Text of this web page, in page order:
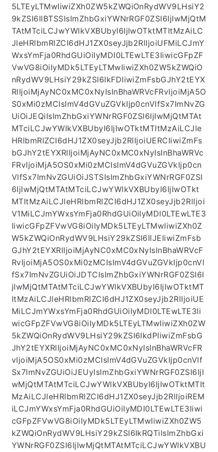
X0seyJjb2RlIjoiUENXTVAiLCJmYWxsYmFja0RhdG
UiOiIyMDI0LTEwLTE3IiwicGFpZFVwVG8iOiIyMDk
5LTEyLTMwIiwiZXh0ZW5kZWQiOnRydWV9LHsiY2
9kZSI6IlBTSSIsImZhbGxiYWNrRGF0ZSI6IjIwMjQtM
TAtMTciLCJwYWlkVXBUbyI6IjIwOTktMTItMzAiLC
JleHRlbmRlZCI6dHJ1ZX0seyJjb2RlIjoiUFMiLCJmY
WxsYmFja0RhdGUiOiIyMDI0LTEwLTE3IiwicGFpZF
VwVG8iOiIyMDk5LTEyLTMwIiwiZXh0ZW5kZWQiO
nRydWV9LHsiY29kZSI6IkFDIiwiZmFsbGJhY2tEYX
RlIjoiMjAyNC0xMC0xNyIsInBhaWRVcFRvIjoiMjA5O
S0xMi0zMCIsImV4dGVuZGVkIjp0cnVlfSx7ImNvZG
UiOiJEQiIsImZhbGxiYWNrRGF0ZSI6IjIwMjQtMTAt
MTciLCJwYWlkVXBUbyI6IjIwOTktMTItMzAiLCJle
HRlbmRlZCI6dHJ1ZX0seyJjb2RlIjoiUERCIiwiZmFs
bGJhY2tEYXRlIjoiMjAyNC0xMC0xNyIsInBhaWRVc
FRvIjoiMjA5OS0xMi0zMCIsImV4dGVuZGVkIjp0cn
VlfSx7ImNvZGUiOiJSTSIsImZhbGxiYWNrRGF0ZSI
6IjIwMjQtMTAtMTciLCJwYWlkVXBUbyI6IjIwOTkt
MTItMzAiLCJleHRlbmRlZCI6dHJ1ZX0seyJjb2RlIjoi
V1MiLCJmYWxsYmFja0RhdGUiOiIyMDI0LTEwLTE3
IiwicGFpZFVwVG8iOiIyMDk5LTEyLTMwIiwiZXh0Z
W5kZWQiOnRydWV9LHsiY29kZSI6IlJEIiwiZmFsb
GJhY2tEYXRlIjoiMjAyNC0xMC0xNyIsInBhaWRVcF
RvIjoiMjA5OS0xMi0zMCIsImV4dGVuZGVkIjp0cnVl
fSx7ImNvZGUiOiJDTCIsImZhbGxiYWNrRGF0ZSI6I
jIwMjQtMTAtMTciLCJwYWlkVXBUbyI6IjIwOTktMT
ItMzAiLCJleHRlbmRlZCI6dHJ1ZX0seyJjb2RlIjoiUE
MiLCJmYWxsYmFja0RhdGUiOiIyMDI0LTEwLTE3Ii
wicGFpZFVwVG8iOiIyMDk5LTEyLTMwIiwiZXh0ZW
5kZWQiOnRydWV9LHsiY29kZSI6IkdPIiwiZmFsbG
JhY2tEYXRlIjoiMjAyNC0xMC0xNyIsInBhaWRVcFR
vIjoiMjA5OS0xMi0zMCIsImV4dGVuZGVkIjp0cnVlf
Sx7ImNvZGUiOiJEUyIsImZhbGxiYWNrRGF0ZSI6IjI
wMjQtMTAtMTciLCJwYWlkVXBUbyI6IjIwOTktMTIt
MzAiLCJleHRlbmRlZCI6dHJ1ZX0seyJjb2RlIjoiREM
iLCJmYWxsYmFja0RhdGUiOiIyMDI0LTEwLTE3Iiwi
cGFpZFVwVG8iOiIyMDk5LTEyLTMwIiwiZXh0ZW5